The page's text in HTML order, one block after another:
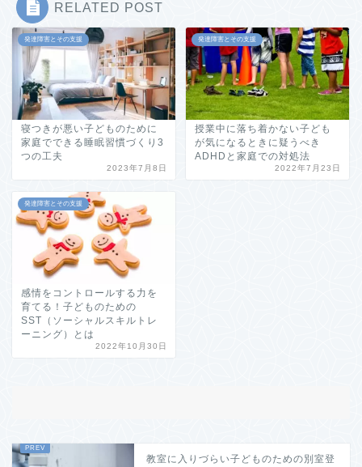
RELATED POST
発達障害とその支援
寝つきが悪い子どものために
家庭でできる睡眠習慣づくり3
つの工夫
2023年7月8日
発達障害とその支援
授業中に落ち着かない子ども
が気になるときに疑うべき
ADHDと家庭での対処法
2022年7月23日
発達障害とその支援
感情をコントロールする力を
育てる！子どものための
SST（ソーシャルスキルトレ
ーニング）とは
2022年10月30日
教室に入りづらい子どものための別室登